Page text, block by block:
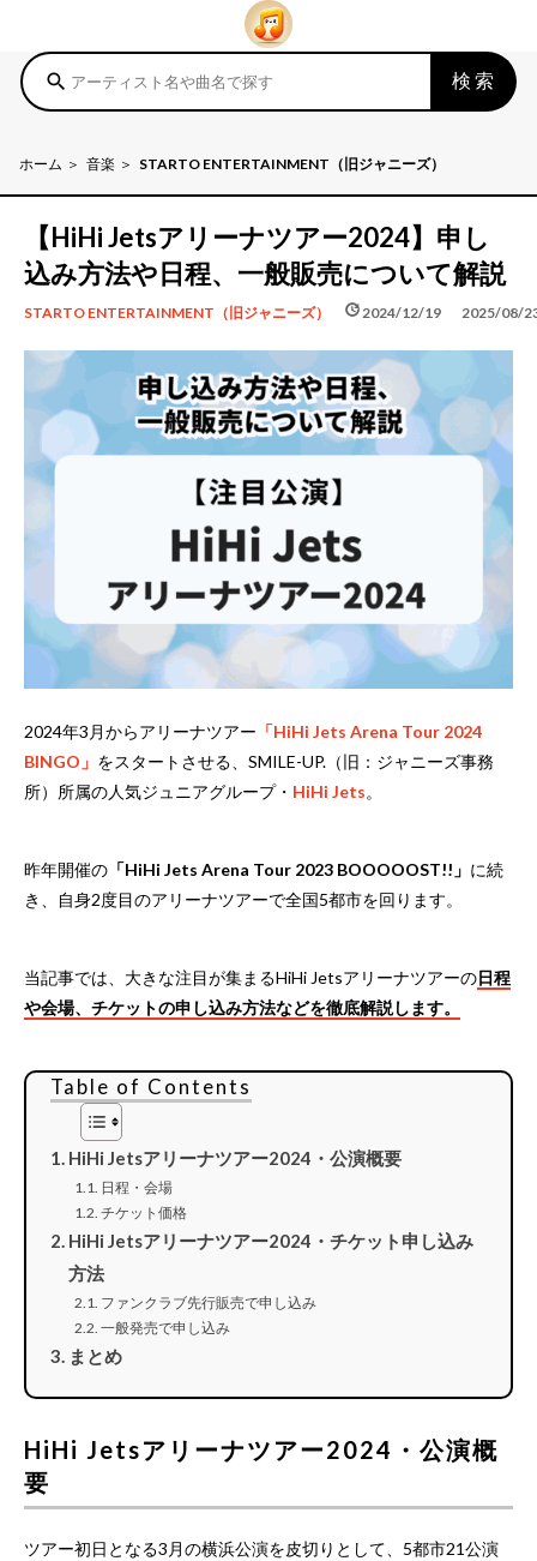
search 検索
ホーム 音楽 STARTO ENTERTAINMENT（旧ジャニーズ）
【HiHi Jetsアリーナツアー2024】申し
込み方法や日程、一般販売について解説
STARTO ENTERTAINMENT（旧ジャニーズ） schedule 2024/12/19
update 2025/08/
2024年3月からアリーナツアー 「HiHi Jets Arena Tour 2024
BINGO」 をスタートさせる、SMILE-UP.（旧：ジャニーズ事務
所）所属の人気ジュニアグループ・ HiHi Jets。
昨年開催の 「HiHi Jets Arena Tour 2023 BOOOOOST!!」 に続
き、自身2度目のアリーナツアーで全国5都市を回ります。
当記事では、大きな注目が集まるHiHi Jetsアリーナツアーの日程
や会場、チケットの申し込み方法などを徹底解説します。
Table of Contents
HiHi Jetsアリーナツアー2024・公演概要
日程・会場
チケット価格
HiHi Jetsアリーナツアー2024・チケット申し込み
方法
ファンクラブ先行販売で申し込み
一般発売で申し込み
まとめ
HiHi Jetsアリーナツアー2024・公演概
要
ツアー初日となる3月の横浜公演を皮切りとして、5都市21公演